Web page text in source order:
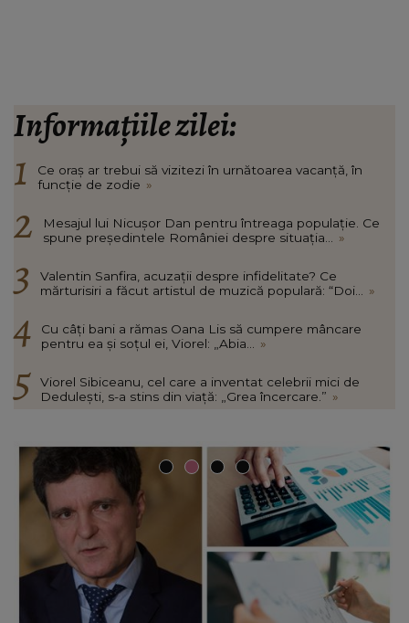
Informațiile zilei:
Ce oraș ar trebui să vizitezi în urnătoarea vacanță, în
funcție de zodie »
Mesajul lui Nicușor Dan pentru întreaga populație. Ce
spune președintele României despre situația...
»
Valentin Sanfira, acuzații despre infidelitate? Ce
mărturisiri a făcut artistul de muzică populară: “Doi...
»
Cu câți bani a rămas Oana Lis să cumpere mâncare
pentru ea și soțul ei, Viorel: „Abia...
»
Viorel Sibiceanu, cel care a inventat celebrii mici de
Dedulești, s-a stins din viață: „Grea încercare.” »